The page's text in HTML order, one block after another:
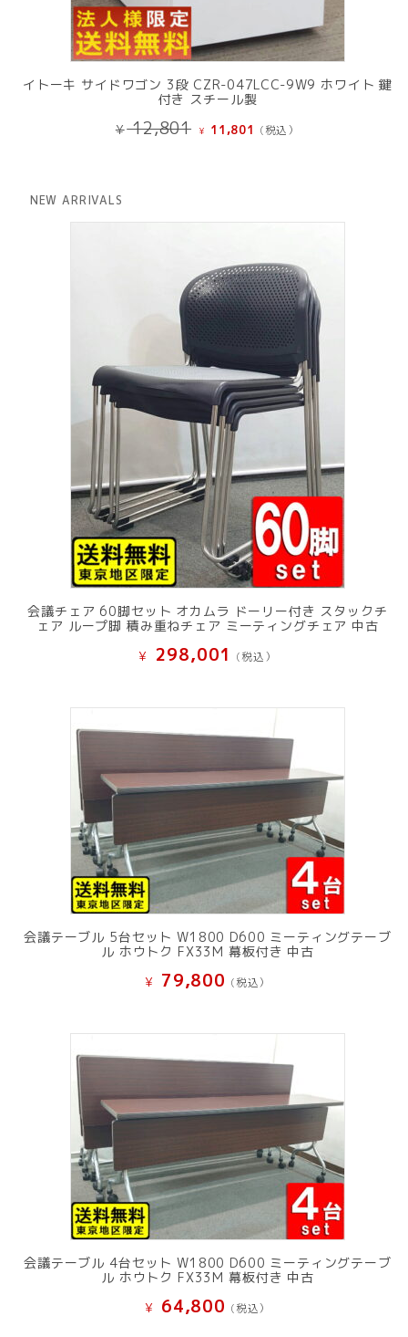
イトーキ サイドワゴン 3段 CZR-047LCC-9W9 ホワイト 鍵
付き スチール製
¥12,801
元
た。
¥ 11,801 現
す。
(税込）
NEW ARRIVALS
会議チェア 60脚セット オカムラ ドーリー付き スタックチ
ェア ループ脚 積み重ねチェア ミーティングチェア 中古
¥ 298,001 (税込）
会議テーブル 5台セット W1800 D600 ミーティングテーブ
ル ホウトク FX33M 幕板付き 中古
¥ 79,800 (税込）
会議テーブル 4台セット W1800 D600 ミーティングテーブ
ル ホウトク FX33M 幕板付き 中古
¥ 64,800 (税込）